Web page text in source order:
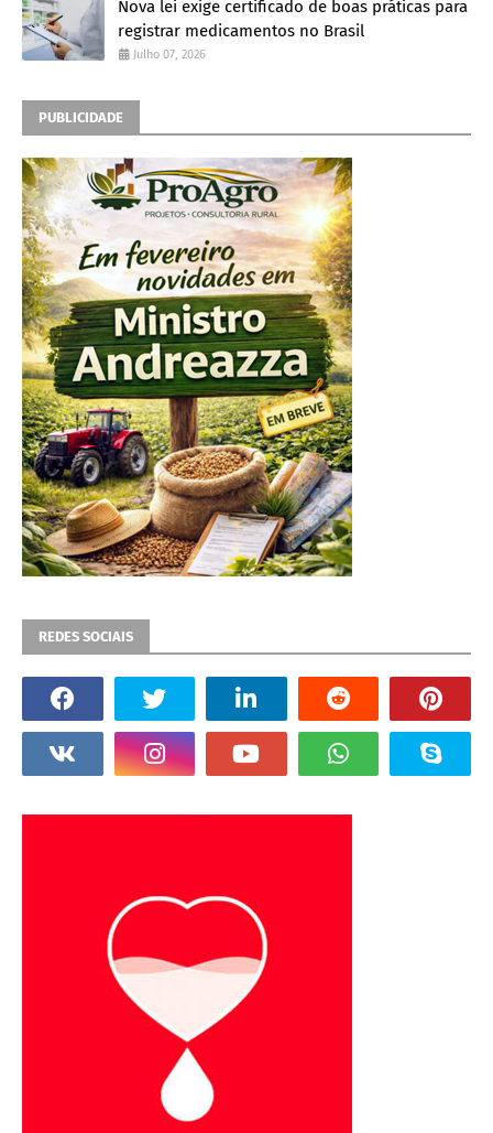
Nova lei exige certificado de boas práticas para
registrar medicamentos no Brasil
Julho 07, 2026
PUBLICIDADE
REDES SOCIAIS